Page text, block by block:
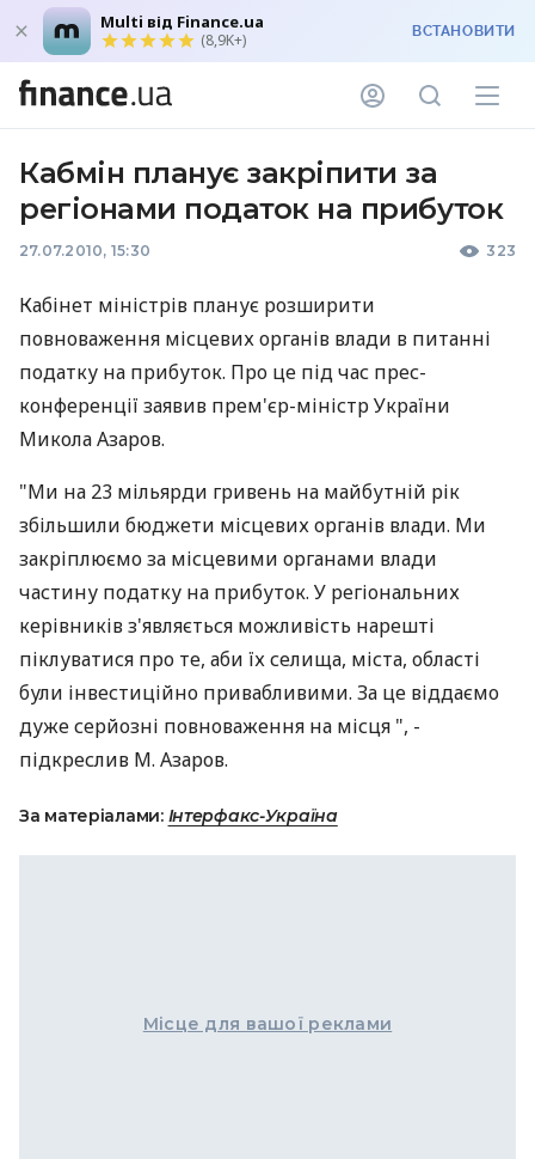
Multi від Finance.ua
(8,9K+) ВСТАНОВИТИ
Кабмін планує закріпити за
регіонами податок на прибуток
27.07.2010, 15:30 323
Кабінет міністрів планує розширити
повноваження місцевих органів влади в питанні
податку на прибуток. Про це під час прес-
конференції заявив прем'єр-міністр України
Микола Азаров.
"Ми на 23 мільярди гривень на майбутній рік
збільшили бюджети місцевих органів влади. Ми
закріплюємо за місцевими органами влади
частину податку на прибуток. У регіональних
керівників з'являється можливість нарешті
піклуватися про те, аби їх селища, міста, області
були інвестиційно привабливими. За це віддаємо
дуже серйозні повноваження на місця ", -
підкреслив М. Азаров.
За матеріалами: Інтерфакс-Україна
Місце для вашої реклами